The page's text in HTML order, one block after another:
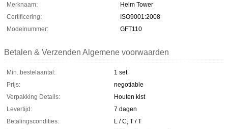
Merknaam:
Helm Tower
Certificering:
ISO9001:2008
Modelnummer:
GFT110
Betalen & Verzenden Algemene voorwaarden
Min. bestelaantal:
1 set
Prijs:
negotiable
Verpakking Details:
Houten kist
Levertijd:
7 dagen
Betalingscondities:
L / C, T / T